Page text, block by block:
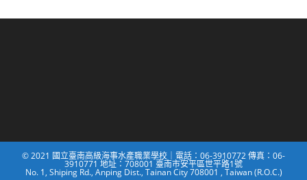
© 2021 國立臺南高級海事水產職業學校｜電話：06-3910772 傳真：06-
3910771 地址：708001 臺南市安平區世平路1號
No. 1, Shiping Rd., Anping Dist., Tainan City 708001 , Taiwan (R.O.C.)